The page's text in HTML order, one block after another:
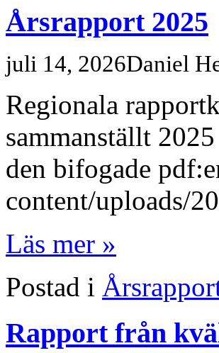
Årsrapport 2025
juli 14, 2026Daniel
Regionala
sammanställt
den bifogade
content/uploads/
Läs mer »
Postad i
Rapport från